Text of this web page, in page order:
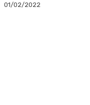
01/02/2022